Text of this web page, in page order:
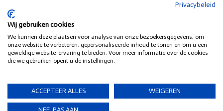
KLANTENSERVICE
SOCIAL MEDIA
Privacybeleid
Wij gebruiken cookies
We kunnen deze plaatsen voor analyse van onze bezoekersgegevens, om
onze website te verbeteren, gepersonaliseerde inhoud te tonen en om u een
geweldige website-ervaring te bieden. Voor meer informatie over de cookies
die we gebruiken opent u de instellingen.
ACCEPTEER ALLES WEIGEREN